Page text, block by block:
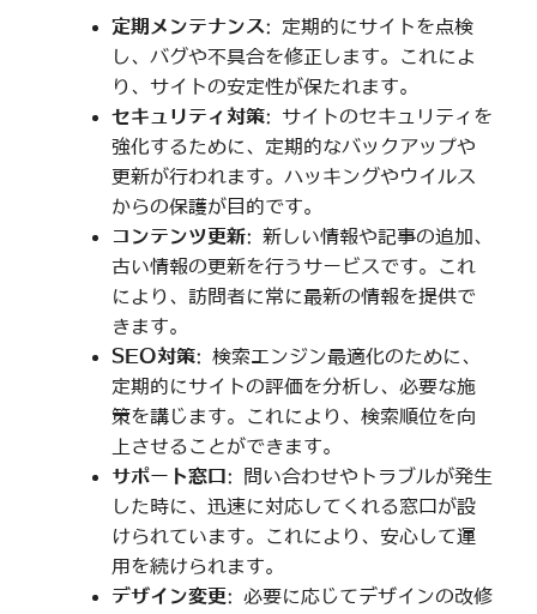
定期メンテナンス: 定期的にサイトを点検
し、バグや不具合を修正します。これによ
り、サイトの安定性が保たれます。
セキュリティ対策: サイトのセキュリティを
強化するために、定期的なバックアップや
更新が行われます。ハッキングやウイルス
からの保護が目的です。
コンテンツ更新: 新しい情報や記事の追加、
古い情報の更新を行うサービスです。これ
により、訪問者に常に最新の情報を提供で
きます。
SEO対策: 検索エンジン最適化のために、
定期的にサイトの評価を分析し、必要な施
策を講じます。これにより、検索順位を向
上させることができます。
サポート窓口 : 問い合わせやトラブルが発生
した時に、迅速に対応してくれる窓口が設
けられています。これにより、安心して運
用を続けられます。
デザイン変更: 必要に応じてデザインの改修